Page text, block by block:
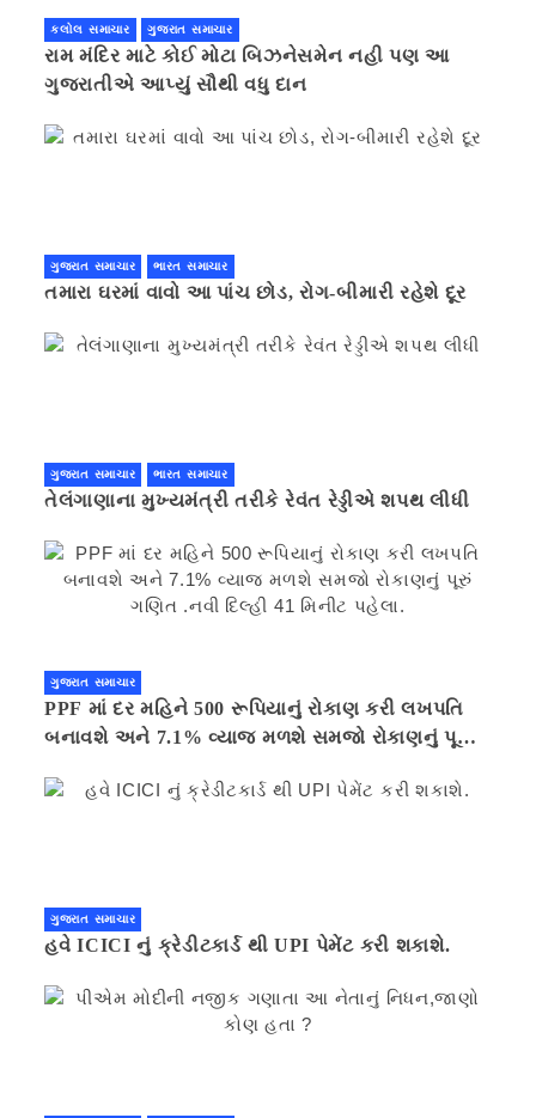
કલોલ સમાચાર ગુજરાત સમાચાર
રામ મંદિર માટે કોઈ મોટા બિઝનેસમેન નહી પણ આ
ગુજરાતીએ આપ્યું સૌથી વધુ દાન
ગુજરાત સમાચાર ભારત સમાચાર
તમારા ઘરમાં વાવો આ પાંચ છોડ, રોગ-બીમારી રહેશે દૂર
ગુજરાત સમાચાર ભારત સમાચાર
તેલંગાણાના મુખ્યમંત્રી તરીકે રેવંત રેડ્ડીએ શપથ લીધી
ગુજરાત સમાચાર
PPF માં દર મહિને 500 રૂપિયાનું રોકાણ કરી લખપતિ
બનાવશે અને 7.1% વ્યાજ મળશે સમજો રોકાણનું પૂરું
ગુજરાત સમાચાર
હવે ICICI નું ક્રેડીટકાર્ડ થી UPI પેમેંટ કરી શકાશે.